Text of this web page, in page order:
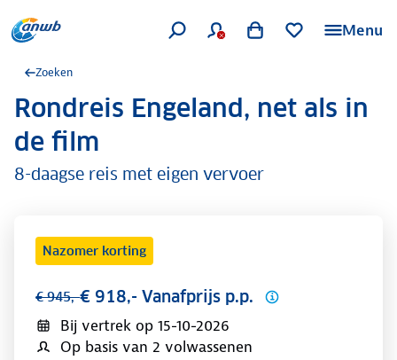
Menu
Zoeken
.Rondreis Engeland, net als in
de film
8-daagse reis met eigen vervoer
Nazomer korting
€ 945,-€ 918,- Vanafprijs p.p.
Bij vertrek op 15-10-2026
Op basis van 2 volwassenen